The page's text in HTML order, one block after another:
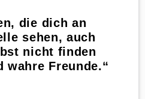
die dich an
sehen, auch
nicht finden
wahre Freunde.“